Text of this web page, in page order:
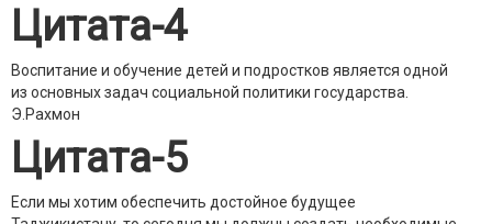
Цитата-4
Воспитание и обучение детей и подростков является одной
из основных задач социальной политики государства.
Э.Рахмон
Цитата-5
Если мы хотим обеспечить достойное будущее